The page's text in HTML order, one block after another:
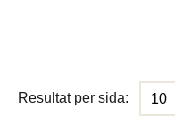
Resultat per sida: